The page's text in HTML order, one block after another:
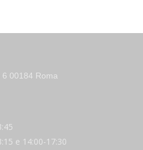
6 00184 Roma
e 14:00-17:30